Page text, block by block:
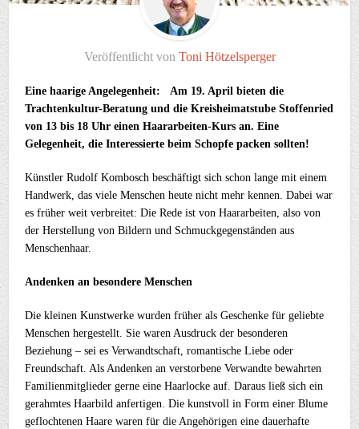
Veröffentlicht von Toni Hötzelsperger
Eine haarige Angelegenheit: Am 19. April bieten die
Trachtenkultur-Beratung und die Kreisheimatstube Stoffenried
von 13 bis 18 Uhr einen Haararbeiten-Kurs an. Eine
Gelegenheit, die Interessierte beim Schopfe packen sollten!
Künstler Rudolf Kombosch beschäftigt sich schon lange mit einem
Handwerk, das viele Menschen heute nicht mehr kennen. Dabei war
es früher weit verbreitet: Die Rede ist von Haararbeiten, also von
der Herstellung von Bildern und Schmuckgegenständen aus
Menschenhaar.
Andenken an besondere Menschen
Die kleinen Kunstwerke wurden früher als Geschenke für geliebte
Menschen hergestellt. Sie waren Ausdruck der besonderen
Beziehung – sei es Verwandtschaft, romantische Liebe oder
Freundschaft. Als Andenken an verstorbene Verwandte bewahrten
Familienmitglieder gerne eine Haarlocke auf. Daraus ließ sich ein
gerahmtes Haarbild anfertigen. Die kunstvoll in Form einer Blume
geflochtenen Haare waren für die Angehörigen eine dauerhafte